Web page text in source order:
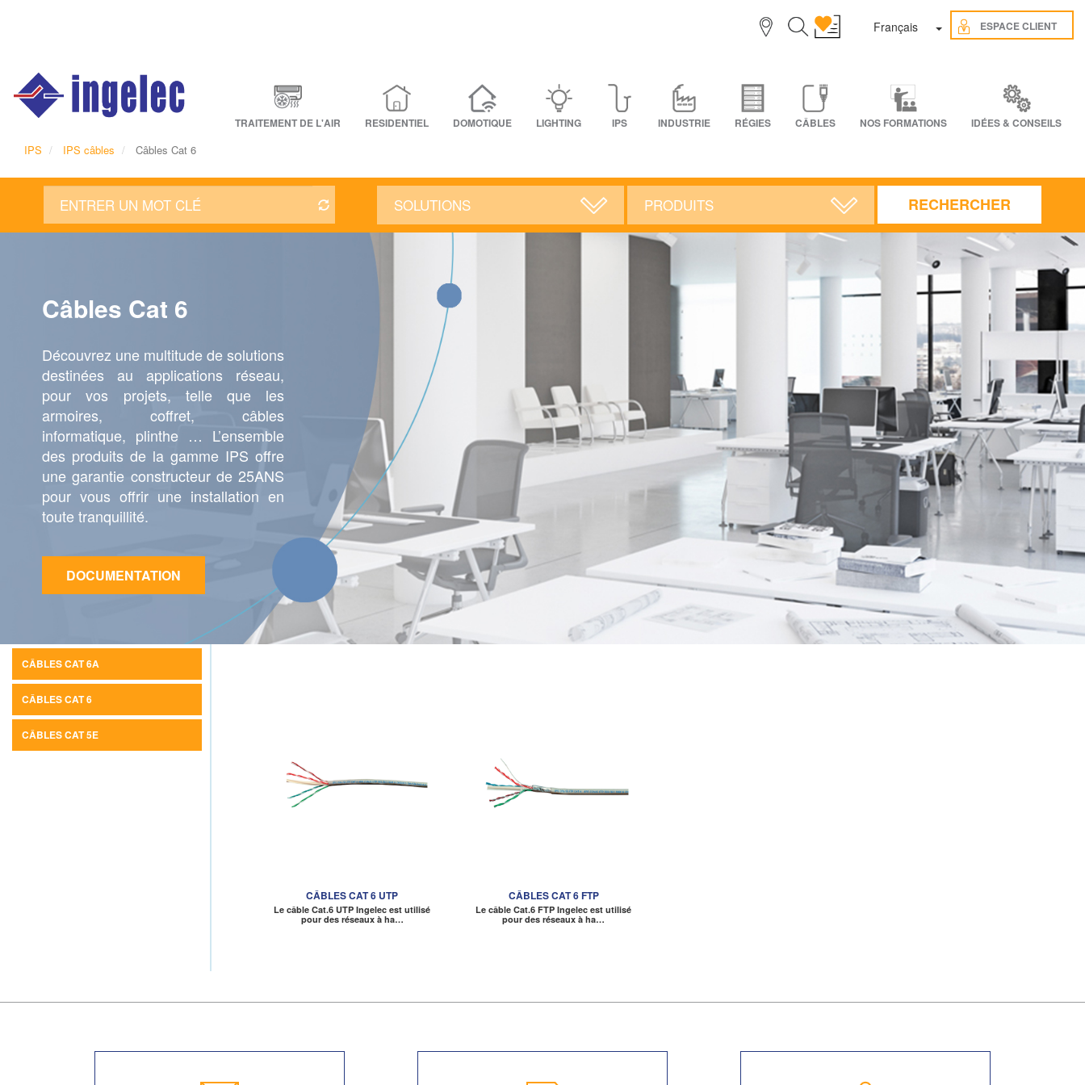
Français Toggle Dropdown
ESPACE CLIENT
TRAITEMENT DE L'AIR RESIDENTIEL DOMOTIQUE LIGHTING IPS INDUSTRIE RÉGIES CÂBLES NOS FORMATIONS IDÉES & CONSEILS
IPS IPS câbles Câbles Cat 6
RECHERCHER
Câbles Cat 6
Découvrez une multitude de solutions
destinées au applications réseau,
pour vos projets, telle que les
armoires, coffret, câbles
informatique, plinthe … L’ensemble
des produits de la gamme IPS offre
une garantie constructeur de 25ANS
pour vous offrir une installation en
toute tranquillité.
DOCUMENTATION
CÂBLES CAT 6A
CÂBLES CAT 6
CÂBLES CAT 5E
CÂBLES CAT 6 UTP
Le câble Cat.6 UTP Ingelec est utilisé
pour des réseaux à ha…
CÂBLES CAT 6 FTP
Le câble Cat.6 FTP Ingelec est utilisé
pour des réseaux à ha…